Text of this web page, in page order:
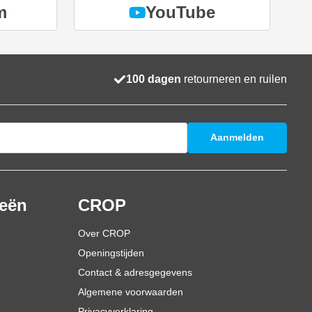
YouTube
100 dagen retourneren en ruilen
Aanmelden
CROP
Over CROP
Openingstijden
Contact & adresgegevens
Algemene voorwaarden